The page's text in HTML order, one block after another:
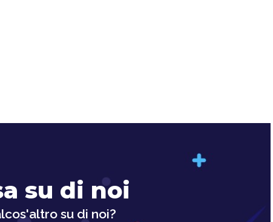
su di noi
su di noi?